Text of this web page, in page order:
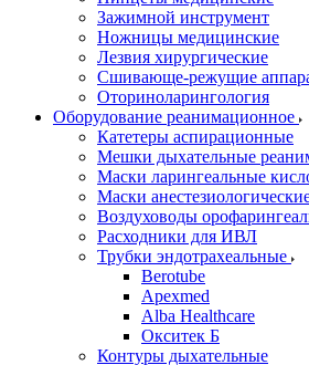
Зажимной инструмент
Ножницы медицинские
Лезвия хирургические
Сшивающе-режущие
Оториноларингология
Оборудование реанимационное
Катетеры аспирационные
Мешки дыхательные
Маски ларингеальные
Маски
Воздуховоды
Расходники для ИВЛ
Трубки эндотрахеальные
Berotube
Apexmed
Alba Healthcare
Окситек Б
Контуры дыхательные